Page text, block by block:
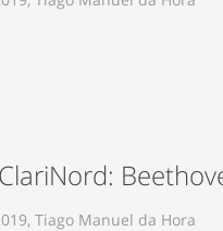
Tiago Manuel da Hora